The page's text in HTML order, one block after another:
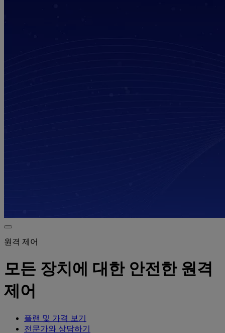
원격 제어
모든 장치에 대한 안전한 원격
제어
플랜 및 가격 보기
전문가와 상담하기